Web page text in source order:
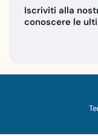
Iscriviti alla
conoscere le